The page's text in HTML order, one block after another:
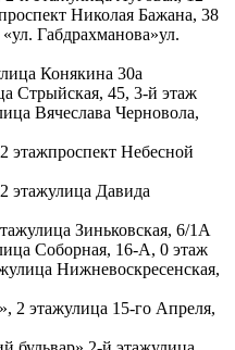
Николая Бажана, 38
Габдрахманова»ул.
Конякина 30а
Стрыйская, 45, 3-й этаж
Вячеслава Черновола,
этажпроспект Небесной
этажулица Давида
улица Зиньковская, 6/1А
Соборная, 16-А, 0 этаж
улица Нижневоскресенская,
2 этажулица 15-го Апреля,